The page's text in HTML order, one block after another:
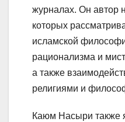
журналах. Он автор
которых
исламской
рационализма и
а также
религиями и
Каюм Насыри также